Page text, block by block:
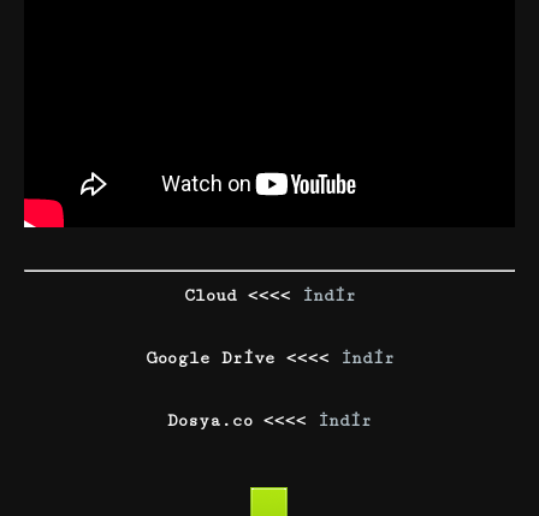
Cloud <<<< İndir
Google Drive <<<< İndir
Dosya.co <<<< İndir